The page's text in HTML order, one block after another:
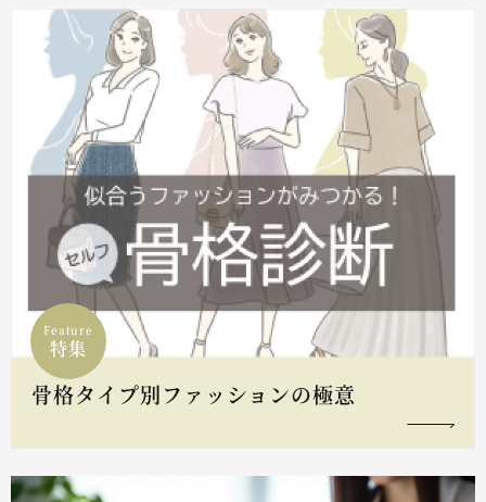
Feature
特集
骨格タイプ別ファッションの極意